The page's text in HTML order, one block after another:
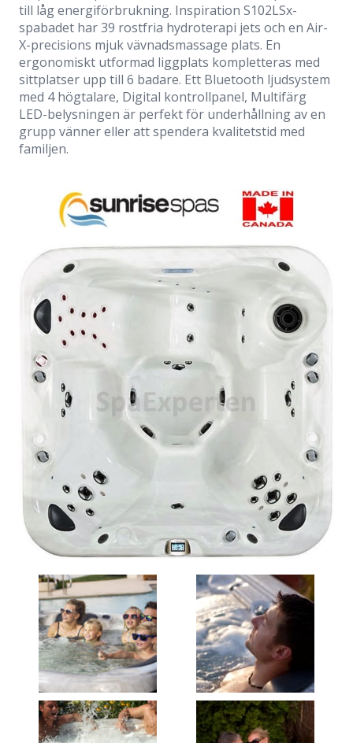
till låg energiförbrukning. Inspiration S102LSx-
spabadet har 39 rostfria hydroterapi jets och en Air-
X-precisions mjuk vävnadsmassage plats. En
ergonomiskt utformad liggplats kompletteras med
sittplatser upp till 6 badare. Ett Bluetooth ljudsystem
med 4 högtalare, Digital kontrollpanel, Multifärg
LED-belysningen är perfekt för underhållning av en
grupp vänner eller att spendera kvalitetstid med
familjen.